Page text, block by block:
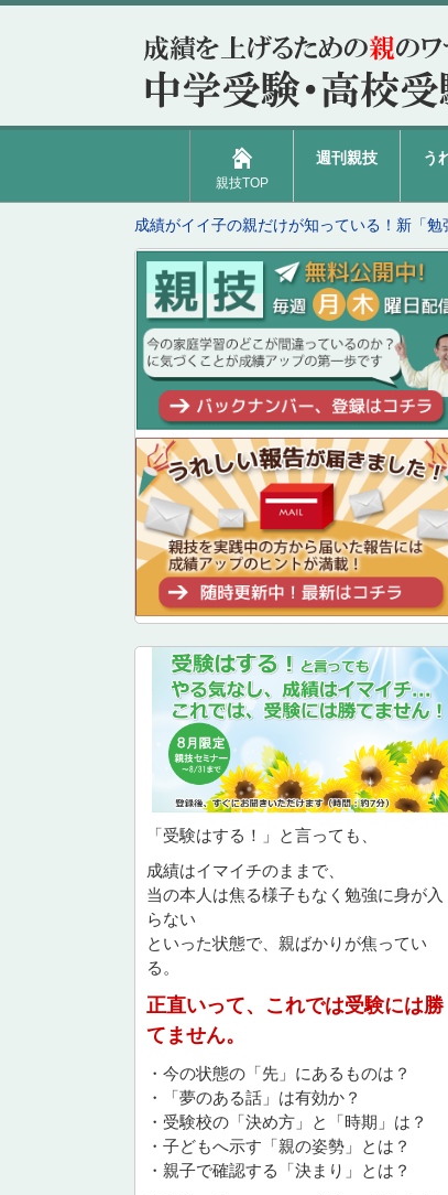
親技TOP
週刊親技 う
成績がイイ子の親だけが知っている！新「勉
「受験はする！」と言っても、
成績はイマイチのままで、
当の本人は焦る様子もなく勉強に身が入
らない
といった状態で、親ばかりが焦ってい
る。
正直いって、これでは受験には勝
てません。
・今の状態の「先」にあるものは？
・「夢のある話」は有効か？
・受験校の「決め方」と「時期」は？
・子どもへ示す「親の姿勢」とは？
・親子で確認する「決まり」とは？